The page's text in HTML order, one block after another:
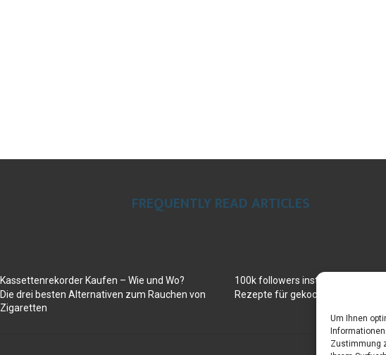
Um Ihnen
Zustimmung
FREQUENTLY READ ARTICLES
Kassettenrekorder Kaufen – Wie und Wo?
Die drei besten Alternativen zum Rauchen von
Zigaretten
100k followers instagram buy
Rezepte für gekochte